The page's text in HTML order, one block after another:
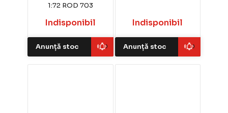
1:72 ROD 703
Indisponibil
Anunță stoc
Indisponibil
Anunță stoc